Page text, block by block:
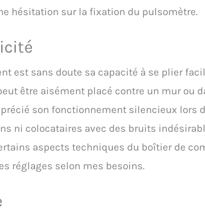
hésitation sur la fixation du pulsomètre.
est sans doute sa capacité à se plier
être aisément placé contre un mur ou
son fonctionnement silencieux lors
ni colocataires avec des bruits
aspects techniques du boîtier de
réglages selon mes besoins.